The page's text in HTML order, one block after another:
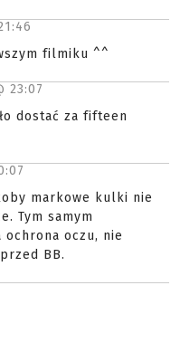
filmiku ^^
23:07
dostać za fifteen
markowe kulki nie
Tym samym
ochrona oczu, nie
BB.